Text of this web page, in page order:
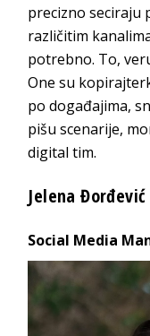
precizno seciraju
različitim
potrebno. To,
One su
po događajima,
pišu scenarije,
digital tim.
Jelena Đorđević
Social Media